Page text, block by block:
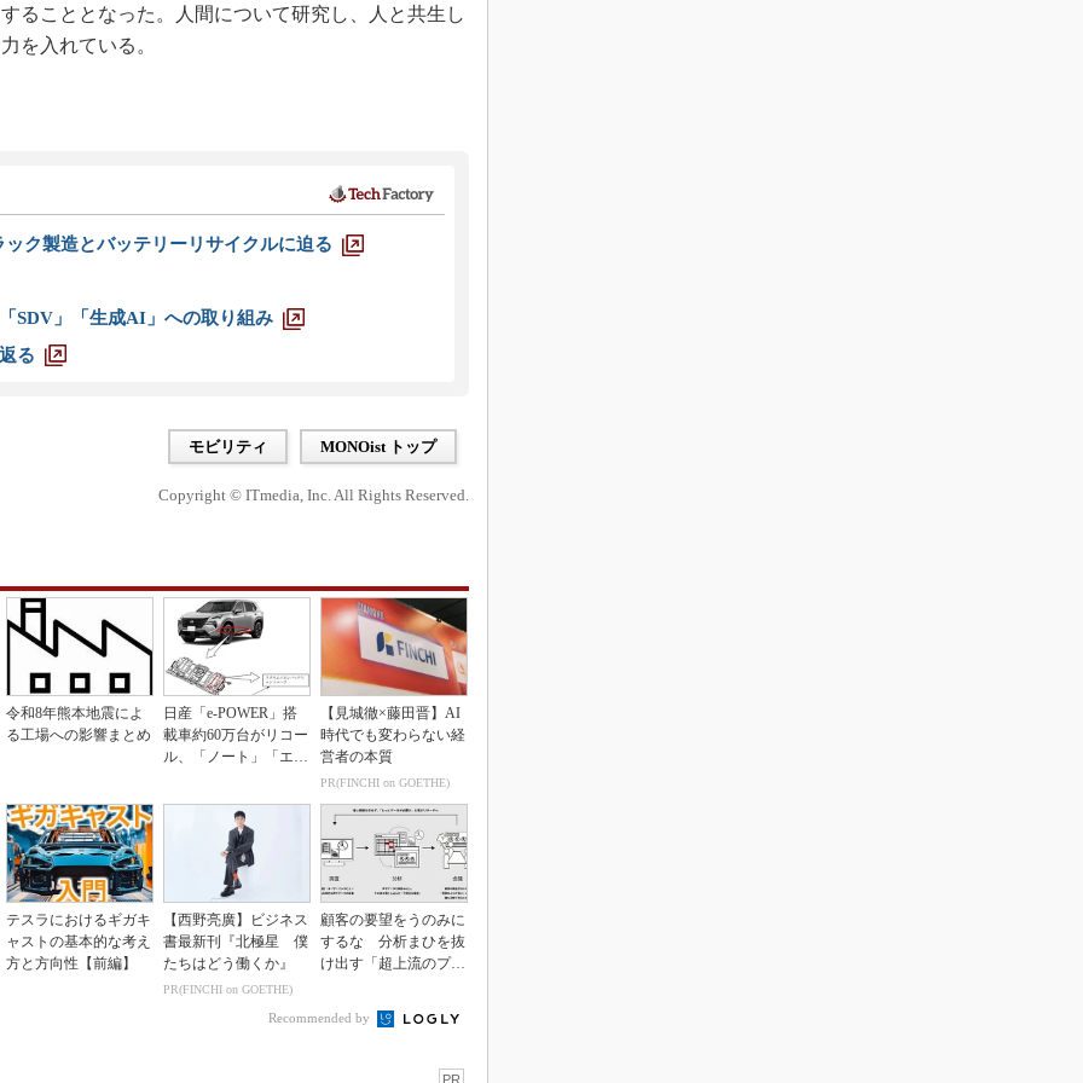
ることとなった。人間について研究し、人と共生し
を入れている。
ク製造とバッテリーリサイクルに迫る
SDV」「生成AI」への取り組み
る
モビリティ MONOist トップ
Copyright © ITmedia, Inc. All Rights Reserved.
令和8年熊本地震によ
る工場への影響まとめ
日産「e-POWER」搭
載車約60万台がリコー
ル、「ノート」「エク
【見城徹×藤田晋】AI
時代でも変わらない経
営者の本質
PR(FINCHI on GOETHE)
テスラにおけるギガキ
ャストの基本的な考え
方と方向性【前編】
【西野亮廣】ビジネス
書最新刊『北極星 僕
たちはどう働くか』
PR(FINCHI on GOETHE)
顧客の要望をうのみに
するな 分析まひを抜
け出す「超上流のプロ
Recommended by
PR